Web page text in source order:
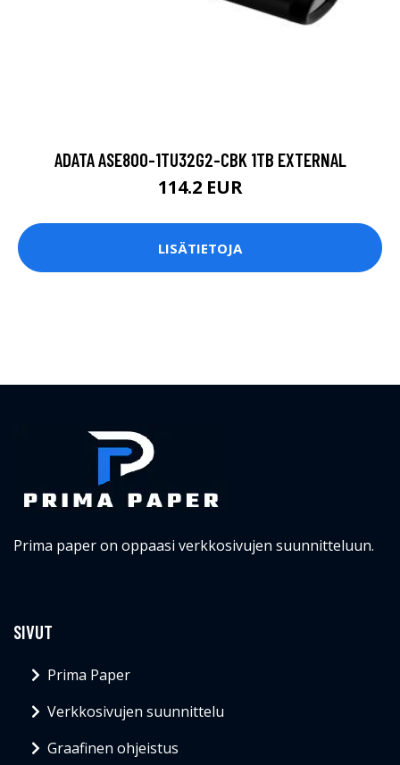
ADATA ASE800-1TU32G2-CBK 1TB EXTERNAL
114.2 EUR
LISÄTIETOJA
Prima paper on oppaasi verkkosivujen suunnitteluun.
SIVUT
Prima Paper
Verkkosivujen suunnittelu
Graafinen ohjeistus